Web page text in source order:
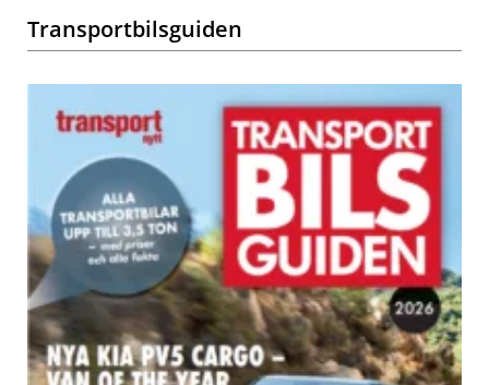
Transportbilsguiden